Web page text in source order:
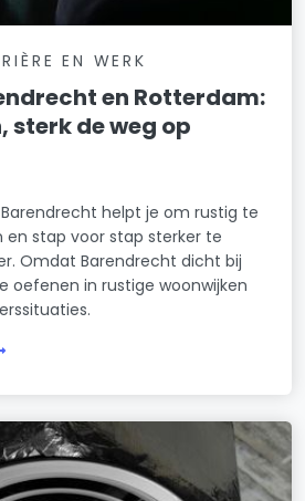
EN WERK
en Rotterdam:
de weg op
Barendrecht helpt je om rustig te
stap voor stap sterker te
Omdat Barendrecht dicht bij
oefenen in rustige woonwijken